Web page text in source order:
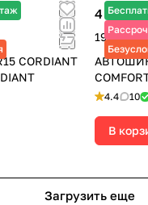
CORDIANT
4 750 ₽5
19 000 ₽
4.4 10
В
Загрузить еще